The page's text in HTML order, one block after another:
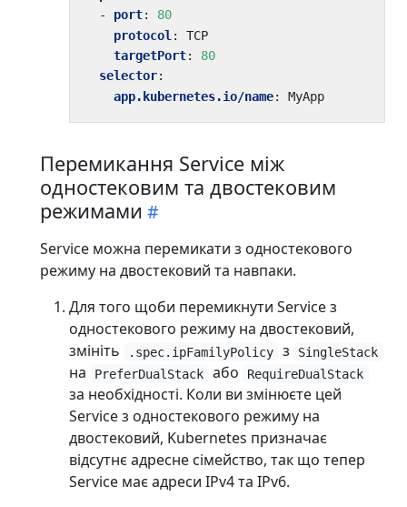
- port:
80
protocol :
TCP
targetPort:
80
selector:
app.kubernetes.io/name: MyApp
Перемикання Service між
одностековим та двостековим
режимами
Service можна перемикати з одностекового
режиму на двостековий та навпаки.
Для того щоби перемикнути Service з
одностекового режиму на двостековий,
змініть
.spec.ipFamilyPolicy з SingleStack
на PreferDualStack або RequireDualStack
за необхідності. Коли ви змінюєте цей
Service з одностекового режиму на
двостековий, Kubernetes призначає
відсутнє адресне сімейство, так що тепер
Service має адреси IPv4 та IPv6.